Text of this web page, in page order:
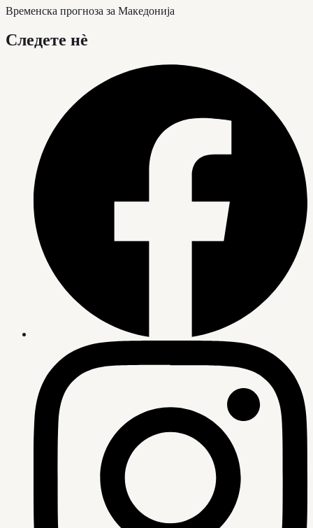
Временска прогноза за Македонија
Следете нè